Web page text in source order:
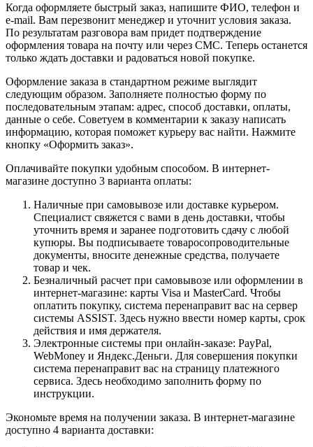
Когда оформляете быстрый заказ, напишите ФИО, телефон и
e-mail. Вам перезвонит менеджер и уточнит условия заказа.
По результатам разговора вам придет подтверждение
оформления товара на почту или через СМС. Теперь останется
только ждать доставки и радоваться новой покупке.
Оформление заказа в стандартном режиме выглядит
следующим образом. Заполняете полностью форму по
последовательным этапам: адрес, способ доставки, оплаты,
данные о себе. Советуем в комментарии к заказу написать
информацию, которая поможет курьеру вас найти. Нажмите
кнопку «Оформить заказ».
Оплачивайте покупки удобным способом. В интернет-
магазине доступно 3 варианта оплаты:
Наличные при самовывозе или доставке курьером.
Специалист свяжется с вами в день доставки, чтобы
уточнить время и заранее подготовить сдачу с любой
купюры. Вы подписываете товаросопроводительные
документы, вносите денежные средства, получаете
товар и чек.
Безналичный расчет при самовывозе или оформлении в
интернет-магазине: карты Visa и MasterCard. Чтобы
оплатить покупку, система перенаправит вас на сервер
системы ASSIST. Здесь нужно ввести номер карты, срок
действия и имя держателя.
Электронные системы при онлайн-заказе: PayPal,
WebMoney и Яндекс.Деньги. Для совершения покупки
система перенаправит вас на страницу платежного
сервиса. Здесь необходимо заполнить форму по
инструкции.
Экономьте время на получении заказа. В интернет-магазине
доступно 4 варианта доставки: